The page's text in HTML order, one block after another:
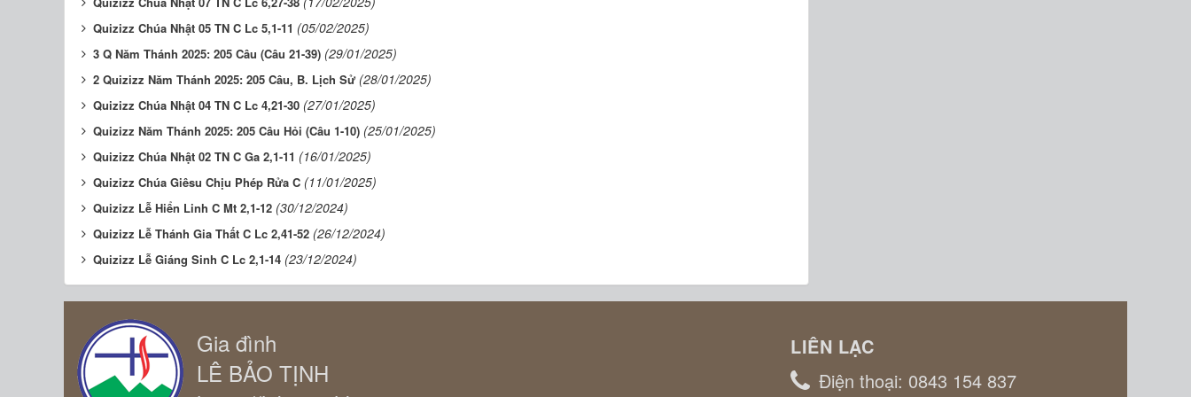
Quizizz Chúa Nhật 05 TN C Lc 5,1-11 (05/02/2025)
3 Q Năm Thánh 2025: 205 Câu (Câu 21-39) (29/01/2025)
2 Quizizz Năm Thánh 2025: 205 Câu, B. Lịch Sử (28/01/2025)
Quizizz Chúa Nhật 04 TN C Lc 4,21-30 (27/01/2025)
Quizizz Năm Thánh 2025: 205 Câu Hỏi (Câu 1-10) (25/01/2025)
Quizizz Chúa Nhật 02 TN C Ga 2,1-11 (16/01/2025)
Quizizz Chúa Giêsu Chịu Phép Rửa C (11/01/2025)
Quizizz Lễ Hiển Linh C Mt 2,1-12 (30/12/2024)
Quizizz Lễ Thánh Gia Thất C Lc 2,41-52 (26/12/2024)
Quizizz Lễ Giáng Sinh C Lc 2,1-14 (23/12/2024)
Gia đình
LÊ BẢO TỊNH
LIÊN LẠC
Điện thoại: 0843 154 837